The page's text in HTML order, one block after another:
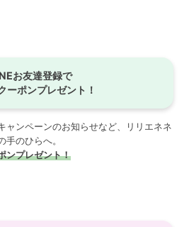
お友達登録で
ーポンプレゼント！
ャンペーンのお知らせなど、リリエネネ
のひらへ。
ンプレゼント！